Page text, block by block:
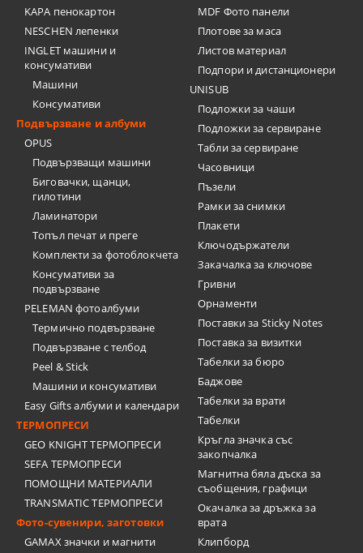
KAPA пенокартон
NESCHEN лепенки
INGLET машини и
консумативи
Машини
Консумативи
Подвързване и албуми
OPUS
Подвързващи машини
Биговачки, щанци,
гилотини
Ламинатори
Топъл печат и преге
Комплекти за фотоблокчета
Консумативи за
подвързване
PELEMAN фотоалбуми
Термично подвързване
Подвързване с телбод
Peel & Stick
Машини и консумативи
Easy Gifts албуми и календари
ТЕРМОПРЕСИ
GEO KNIGHT ТЕРМОПРЕСИ
SEFA ТЕРМОПРЕСИ
ПОМОЩНИ МАТЕРИАЛИ
TRANSMATIC ТЕРМОПРЕСИ
Фото-сувенири, заготовки
GAMAX значки и магнити
MDF Фото панели
Плотове за маса
Листов материал
Подпори и дистанционери
UNISUB
Подложки за чаши
Подложки за сервиране
Табли за сервиране
Часовници
Пъзели
Рамки за снимки
Плакети
Ключодържатели
Закачалка за ключове
Гривни
Орнаменти
Поставки за Sticky Notes
Поставка за визитки
Tабелки за бюро
Баджове
Табелки за врати
Табелки
Кръгла значка със
закопчалка
Магнитна бяла дъска за
съобщения, графици
Окачалка за дръжка за
врата
Клипборд